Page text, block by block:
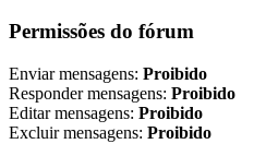
Permissões do fórum
Enviar mensagens: Proibido
Responder mensagens: Proibido
Editar mensagens: Proibido
Excluir mensagens: Proibido